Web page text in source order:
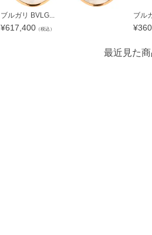
ブルガリ BVLG...
¥617,400 （税込）
ブル
¥
最近見た商